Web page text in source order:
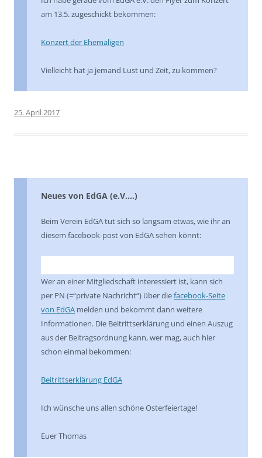
am 13.5. zugeschickt bekommen:
Konzert der Ehemaligen
Vielleicht hat ja jemand Lust und Zeit, zu kommen?
25. April 2017
Neues von EdGA (e.V….)
Beim Verein EdGA tut sich so langsam etwas, wie ihr an
diesem facebook-post von EdGA sehen könnt:
Wer an einer Mitgliedschaft interessiert ist, kann sich
per PN (=“private Nachricht“) über diefacebook-Seite
von EdGA melden und bekommt dann weitere
Informationen. Die Beitrittserklärung und einen Auszug
aus der Beitragsordnung kann, wer mag, auch hier
schon einmal bekommen:
Beitrittserklärung EdGA
Ich wünsche uns allen schöne Osterfeiertage!
Euer Thomas